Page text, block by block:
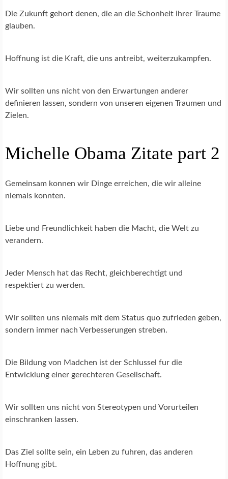
Die Zukunft gehort denen, die an die Schonheit ihrer Traume
glauben.
Hoffnung ist die Kraft, die uns antreibt, weiterzukampfen.
Wir sollten uns nicht von den Erwartungen anderer
definieren lassen, sondern von unseren eigenen Traumen und
Zielen.
Michelle Obama Zitate part 2
Gemeinsam konnen wir Dinge erreichen, die wir alleine
niemals konnten.
Liebe und Freundlichkeit haben die Macht, die Welt zu
verandern.
Jeder Mensch hat das Recht, gleichberechtigt und
respektiert zu werden.
Wir sollten uns niemals mit dem Status quo zufrieden geben,
sondern immer nach Verbesserungen streben.
Die Bildung von Madchen ist der Schlussel fur die
Entwicklung einer gerechteren Gesellschaft.
Wir sollten uns nicht von Stereotypen und Vorurteilen
einschranken lassen.
Das Ziel sollte sein, ein Leben zu fuhren, das anderen
Hoffnung gibt.